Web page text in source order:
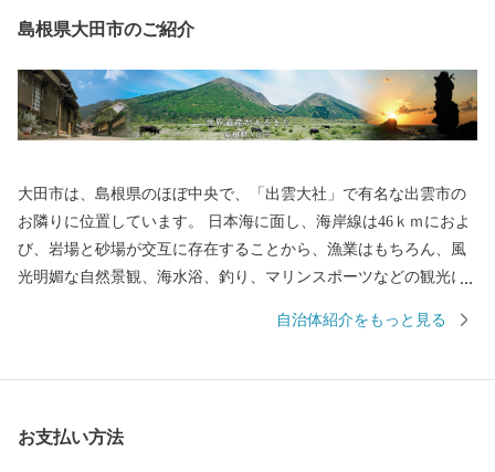
島根県大田市のご紹介
大田市は、島根県のほぼ中央で、「出雲大社」で有名な出雲市の
お隣りに位置しています。 日本海に面し、海岸線は46ｋｍにおよ
び、岩場と砂場が交互に存在することから、漁業はもちろん、風
光明媚な自然景観、海水浴、釣り、マリンスポーツなどの観光に
立公園に属する三瓶山や多くの温泉があります。 世界遺産「石見
自治体紹介をもっと見る
お支払い方法